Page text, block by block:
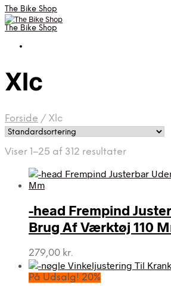
The Bike Shop
The Bike Shop
Xlc
Forside / Xlc
Viser 1–25 af 312 resultater
-head Frempind
Brug Af Værktøj 110
279,00 kr.
På Udsalg! 20%